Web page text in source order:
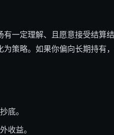
有一定理解、且愿意接受结算
为策略。如果你偏向长期持有
底。
收益。